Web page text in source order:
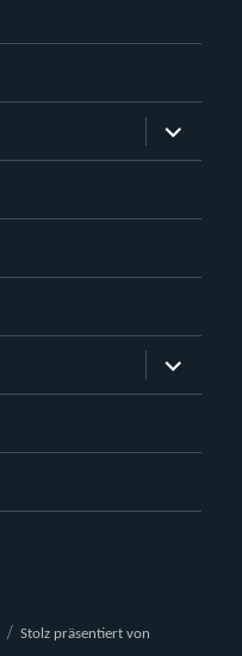
öffnen
öffnen
Stolz präsentiert von